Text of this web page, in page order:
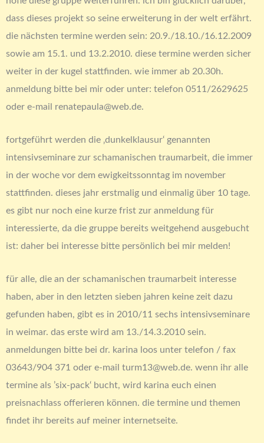
dass dieses projekt so seine erweiterung in der welt erfährt.
die nächsten termine werden sein: 20.9./18.10./16.12.2009
sowie am 15.1. und 13.2.2010. diese termine werden sicher
weiter in der kugel stattfinden. wie immer ab 20.30h.
anmeldung bitte bei mir oder unter: telefon 0511/2629625
oder e-mail renatepaula@web.de.
fortgeführt werden die ‚dunkelklausur‘ genannten
intensivseminare zur schamanischen traumarbeit, die immer
in der woche vor dem ewigkeitssonntag im november
stattfinden. dieses jahr erstmalig und einmalig über 10 tage.
es gibt nur noch eine kurze frist zur anmeldung für
interessierte, da die gruppe bereits weitgehend ausgebucht
ist: daher bei interesse bitte persönlich bei mir melden!
für alle, die an der schamanischen traumarbeit interesse
haben, aber in den letzten sieben jahren keine zeit dazu
gefunden haben, gibt es in 2010/11 sechs intensivseminare
in weimar. das erste wird am 13./14.3.2010 sein.
anmeldungen bitte bei dr. karina loos unter telefon / fax
03643/904 371 oder e-mail turm13@web.de. wenn ihr alle
termine als ’six-pack‘ bucht, wird karina euch einen
preisnachlass offerieren können. die termine und themen
findet ihr bereits auf meiner internetseite.